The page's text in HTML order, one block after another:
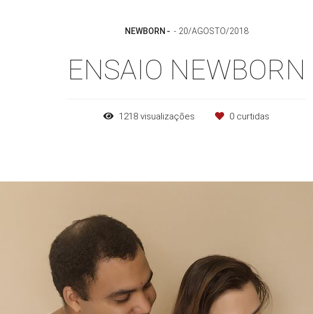
NEWBORN 20/AGOSTO/2018
ENSAIO NEWBORN
1218 visualizações 0 curtidas